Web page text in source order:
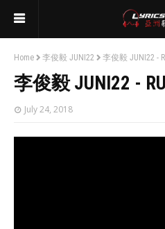
Home 李俊毅 JUNI22 李俊毅 JUNI22 -
李俊毅 JUNI22 -
July 24, 2018